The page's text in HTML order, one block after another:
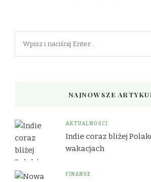
Szukasz
NAJNOWSZE
AKTUALNOŚCI
Indie coraz bliżej
wakacjach
FINANSE